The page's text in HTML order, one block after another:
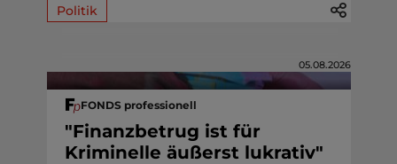
Politik
05.08.2026
FONDS professionell
"Finanzbetrug ist für
Kriminelle äußerst lukrativ"